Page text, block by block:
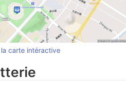
carte intéractive